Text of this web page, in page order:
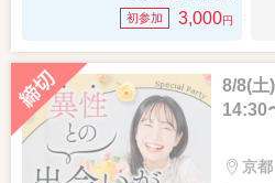
初参加 3,000円
8/8(土)
14:30
京都